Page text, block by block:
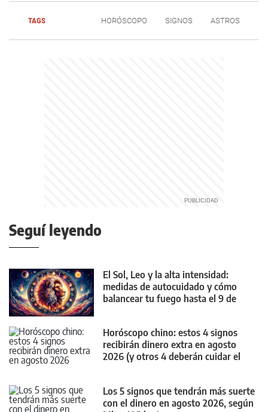
TAGS HORÓSCOPO SIGNOS ASTROS
Seguí leyendo
El Sol, Leo y la alta intensidad:
medidas de autocuidado y cómo
balancear tu fuego hasta el 9 de
Horóscopo chino: estos 4 signos
recibirán dinero extra en agosto
2026 (y otros 4 deberán cuidar el
Los 5 signos que tendrán más suerte
con el dinero en agosto 2026, según